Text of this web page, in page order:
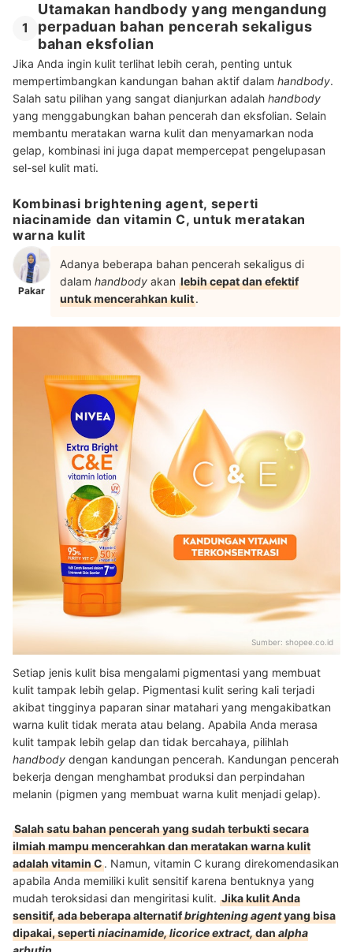
1
Utamakan handbody yang mengandung
perpaduan bahan pencerah sekaligus
bahan eksfolian
Jika Anda ingin kulit terlihat lebih cerah, penting untuk
mempertimbangkan kandungan bahan aktif dalam handbody.
Salah satu pilihan yang sangat dianjurkan adalah handbody
yang menggabungkan bahan pencerah dan eksfolian. Selain
membantu meratakan warna kulit dan menyamarkan noda
gelap, kombinasi ini juga dapat mempercepat pengelupasan
sel-sel kulit mati.
Kombinasi brightening agent, seperti
niacinamide dan vitamin C, untuk meratakan
warna kulit
Pakar
Adanya beberapa bahan pencerah sekaligus di
dalam handbody akan lebih cepat dan efektif
untuk mencerahkan kulit.
Sumber: shopee.co.id
Setiap jenis kulit bisa mengalami pigmentasi yang membuat
kulit tampak lebih gelap. Pigmentasi kulit sering kali terjadi
akibat tingginya paparan sinar matahari yang mengakibatkan
warna kulit tidak merata atau belang. Apabila Anda merasa
kulit tampak lebih gelap dan tidak bercahaya, pilihlah
handbody dengan kandungan pencerah. Kandungan pencerah
bekerja dengan menghambat produksi dan perpindahan
melanin (pigmen yang membuat warna kulit menjadi gelap).
Salah satu bahan pencerah yang sudah terbukti secara
ilmiah mampu mencerahkan dan meratakan warna kulit
adalah vitamin C. Namun, vitamin C kurang direkomendasikan
apabila Anda memiliki kulit sensitif karena bentuknya yang
mudah teroksidasi dan mengiritasi kulit. Jika kulit Anda
sensitif, ada beberapa alternatifbrighteningagentyang bisa
dipakai, sepertiniacinamide, licorice extract,danalpha